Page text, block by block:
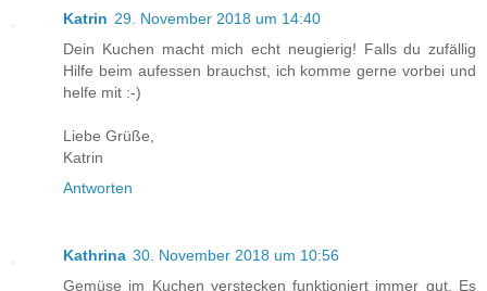
Katrin 29. November 2018 um 14:40
Dein Kuchen macht mich echt neugierig! Falls du zufällig
Hilfe beim aufessen brauchst, ich komme gerne vorbei und
helfe mit :-)
Liebe Grüße,
Katrin
Antworten
Kathrina 30. November 2018 um 10:56
Gemüse im Kuchen verstecken funktioniert immer gut. Es